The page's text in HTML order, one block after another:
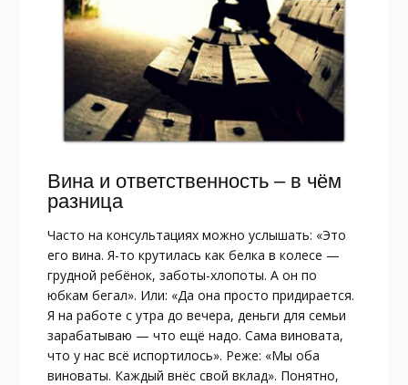
Вина и ответственность – в чём
разница
Часто на консультациях можно услышать: «Это
его вина. Я-то крутилась как белка в колесе —
грудной ребёнок, заботы-хлопоты. А он по
юбкам бегал». Или: «Да она просто придирается.
Я на работе с утра до вечера, деньги для семьи
зарабатываю — что ещё надо. Сама виновата,
что у нас всё испортилось». Реже: «Мы оба
виноваты. Каждый внёс свой вклад». Понятно,